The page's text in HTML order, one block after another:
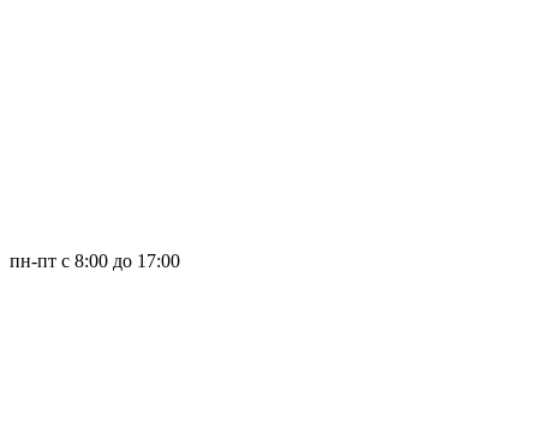
пн-пт с 8:00 до 17:00